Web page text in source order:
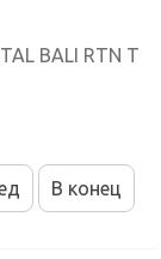
BALI RTN T
В конец